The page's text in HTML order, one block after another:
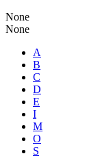
None
None
A
B
C
D
E
I
M
O
S